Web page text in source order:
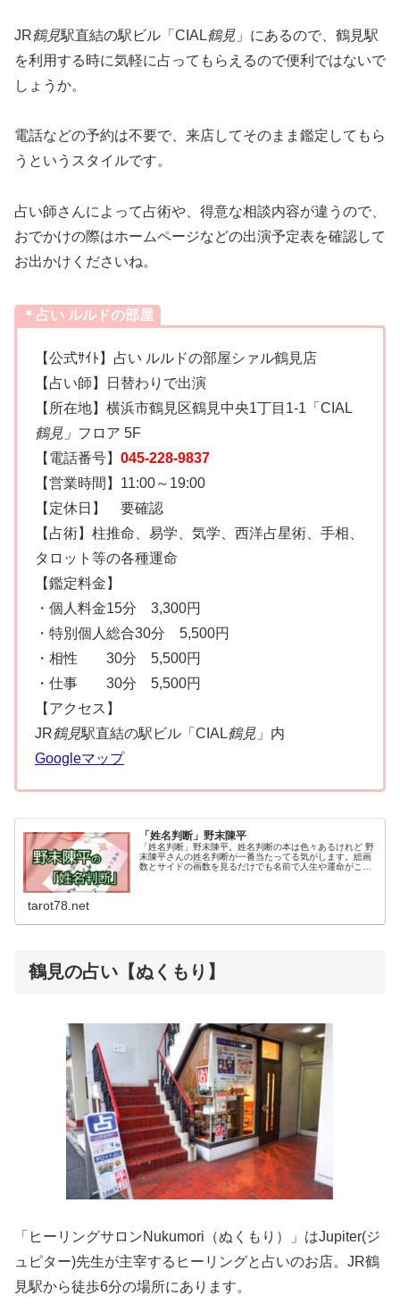
JR鶴見駅直結の駅ビル「CIAL鶴見 」にあるので、鶴見駅
を利用する時に気軽に占ってもらえるので便利ではないで
しょうか。
電話などの予約は不要で、来店してそのまま鑑定してもら
うというスタイルです。
占い師さんによって占術や、得意な相談内容が違うので、
おでかけの際はホームページなどの出演予定表を確認して
お出かけくださいね。
＊占い ルルドの部屋
【公式ｻｲﾄ】占い ルルドの部屋シァル鶴見店
【占い師】日替わりで出演
【所在地】横浜市鶴見区鶴見中央1丁目1-1「CIAL
鶴見」 フロア 5F
【電話番号】 045-228-9837
【営業時間】11:00～19:00
【定休日】 要確認
【占術】柱推命、易学、気学、西洋占星術、手相、
タロット等の各種運命
【鑑定料金】
・個人料金15分 3,300円
・特別個人総合30分 5,500円
・相性 30分 5,500円
・仕事 30分 5,500円
【アクセス】
JR鶴見駅直結の駅ビル「CIAL鶴見 」内
Googleマップ
「姓名判断」野末陳平
「姓名判断」野末陳平。姓名判断の本は色々あるけれど 野
末陳平さんの姓名判断が一番当たってる気がします。総画
数とサイドの画数を見るだけでも名前で人生や運命がこん
tarot78.net
鶴見の占い【ぬくもり】
「ヒーリングサロンNukumori（ぬくもり）」はJupiter(ジ
ュピター)先生が主宰するヒーリングと占いのお店。JR鶴
見駅から徒歩6分の場所にあります。